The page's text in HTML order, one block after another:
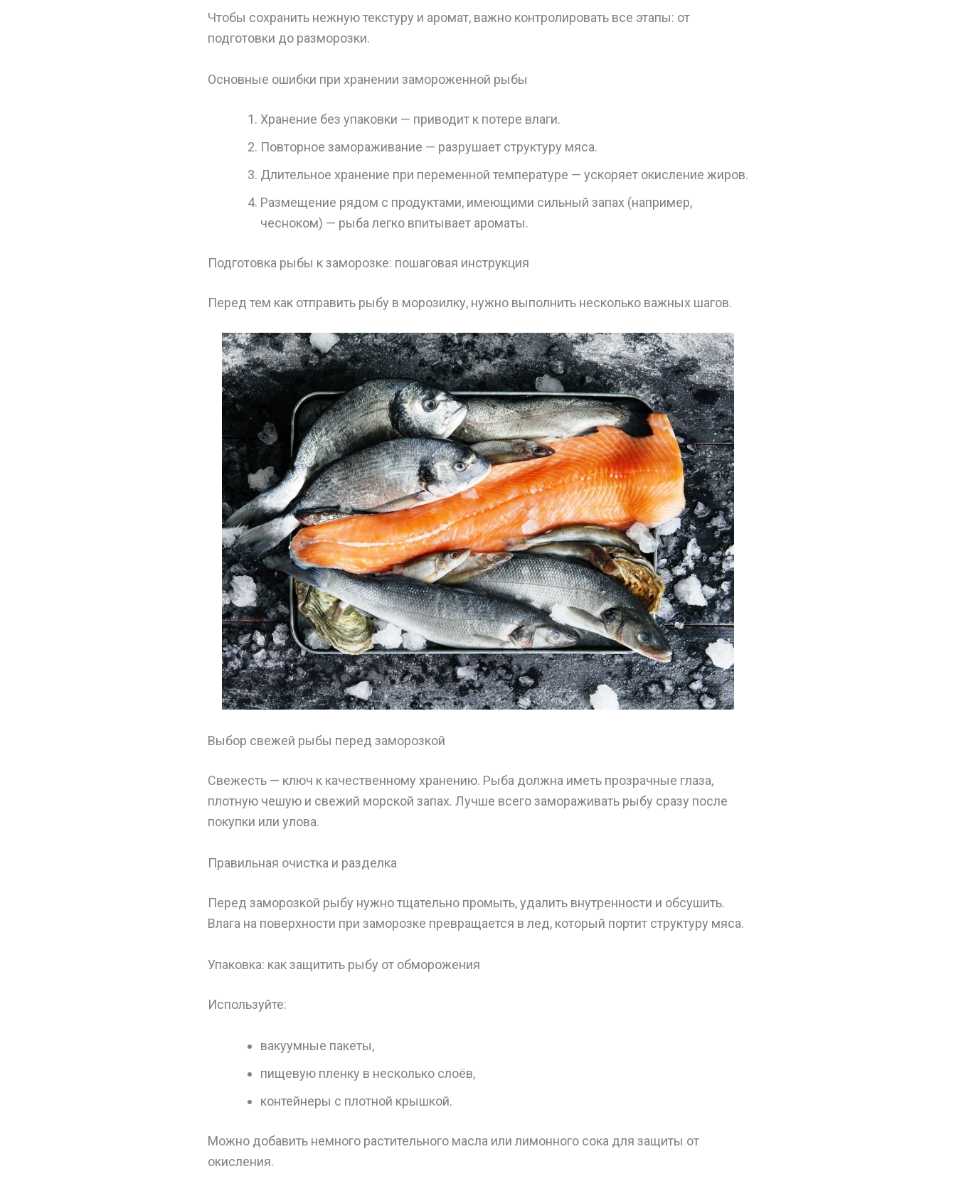
Чтобы сохранить нежную текстуру и аромат, важно контролировать все этапы: от
подготовки до разморозки.
Основные ошибки при хранении замороженной рыбы
Хранение без упаковки — приводит к потере влаги.
Повторное замораживание — разрушает структуру мяса.
Длительное хранение при переменной температуре — ускоряет окисление жиров.
Размещение рядом с продуктами, имеющими сильный запах (например,
чесноком) — рыба легко впитывает ароматы.
Подготовка рыбы к заморозке: пошаговая инструкция
Перед тем как отправить рыбу в морозилку, нужно выполнить несколько важных шагов.
Выбор свежей рыбы перед заморозкой
Свежесть — ключ к качественному хранению. Рыба должна иметь прозрачные глаза,
плотную чешую и свежий морской запах. Лучше всего замораживать рыбу сразу после
покупки или улова.
Правильная очистка и разделка
Перед заморозкой рыбу нужно тщательно промыть, удалить внутренности и обсушить.
Влага на поверхности при заморозке превращается в лед, который портит структуру мяса.
Упаковка: как защитить рыбу от обморожения
Используйте:
вакуумные пакеты,
пищевую пленку в несколько слоёв,
контейнеры с плотной крышкой.
Можно добавить немного растительного масла или лимонного сока для защиты от
окисления.